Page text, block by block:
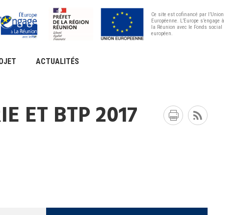
Ce site est cofinancé par l’Union
Européenne. L’Europe s’engage à
la Réunion avec le Fonds social
européen.
ACTUALITÉS
ET BTP 2017